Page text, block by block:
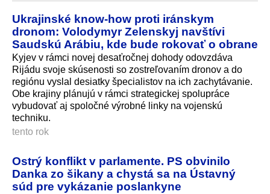
Ukrajinské know-how proti iránskym
dronom: Volodymyr Zelenskyj navštívi
Saudskú Arábiu, kde bude rokovať o obrane
Kyjev v rámci novej desaťročnej dohody odovzdáva
Rijádu svoje skúsenosti so zostreľovaním dronov a do
regiónu vyslal desiatky špecialistov na ich zachytávanie.
Obe krajiny plánujú v rámci strategickej spolupráce
vybudovať aj spoločné výrobné linky na vojenskú
techniku.
tento rok
Ostrý konflikt v parlamente. PS obvinilo
Danka zo šikany a chystá sa na Ústavný
súd pre vykázanie poslankyne